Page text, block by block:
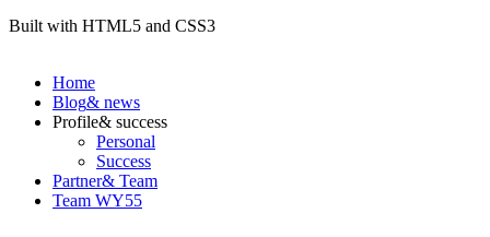
Built with HTML5 and CSS3
Home
Blog& news
Profile& success
Personal
Success
Partner& Team
Team WY55